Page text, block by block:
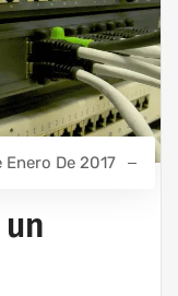
Enero De 2017